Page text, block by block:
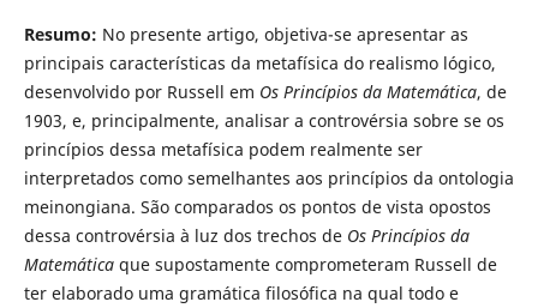
Resumo: No presente artigo, objetiva-se apresentar as
principais características da metafísica do realismo lógico,
desenvolvido por Russell em Os Princípios da Matemática, de
1903, e, principalmente, analisar a controvérsia sobre se os
princípios dessa metafísica podem realmente ser
interpretados como semelhantes aos princípios da ontologia
meinongiana. São comparados os pontos de vista opostos
dessa controvérsia à luz dos trechos de Os Princípios da
Matemáticaque supostamente comprometeram Russell de
ter elaborado uma gramática filosófica na qual todo e